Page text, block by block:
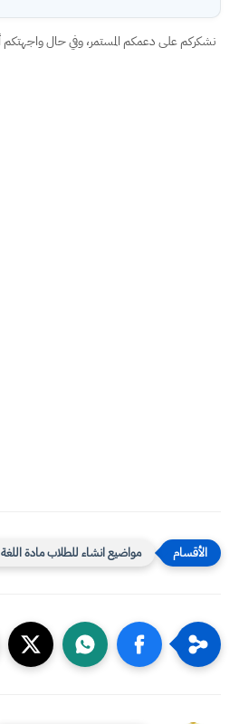
نشكركم على دعمكم المستمر، وفي حال واجهتكم
مواضيع انشاء للطلاب مادة اللغة